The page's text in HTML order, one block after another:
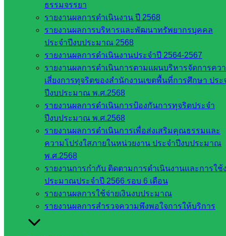
ธรรมจรรยา
รายงานผลการดำเนินงาน ปี 2568
รายงานผลการบริหารและพัฒนาทรัพยากรบุคคล
ประจำปีงบประมาณ 2568
รายงานผลการดำเนินงานประจำปี 2564-2567
รายงานผลการดำเนินการตามแผนบริหารจัดการคว
เสี่ยงการทุจริตของสำนักงานเขตพื้นที่การศึกษา ประ
ปีงบประมาณ พ.ศ.2568
รายงานผลการดำเนินการป้องกันการทุจริตประจำ
ปีงบประมาณ พ.ศ.2568
รายงานผลการดำเนินการเพื่อส่งเสริมคุณธรรมและ
ความโปร่งใสภายในหน่วยงาน ประจำปีงบประมาณ
พ.ศ.2568
รายงานการกำกับ ติดตามการดำเนินงานและการใช้
ประมาณประจำปี 2566 รอบ 6 เดือน
รายงานผลการใช้จ่ายเงินงบประมาณ
รายงานผลการสำรวจความพึงพอใจการให้บริการ
เว็บไซต์
สพป. ใน
กรมบัญชี
สำนักงาน
ส.ก.ส.ค
หน่วยงาน
ในจังหวัด
สระแก้ว
จังหวัด
สระแก้ว
องค์การ